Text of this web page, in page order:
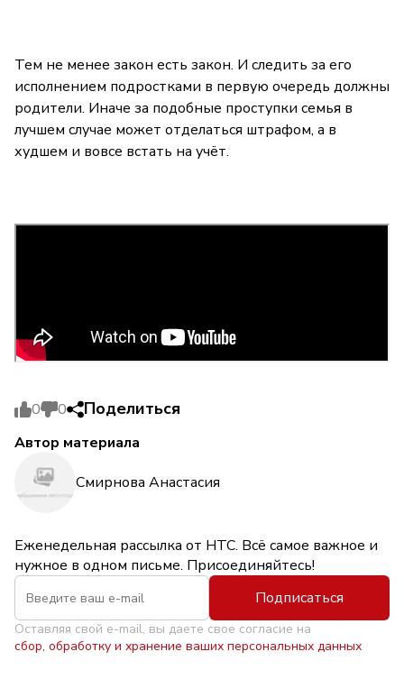
Тем не менее закон есть закон. И следить за его
исполнением подростками в первую очередь должны
родители. Иначе за подобные проступки семья в
лучшем случае может отделаться штрафом, а в
худшем и вовсе встать на учёт.
0 0 Поделиться
Автор материала
Смирнова Анастасия
Еженедельная рассылка от НТС. Всё самое важное и
нужное в одном письме. Присоединяйтесь!
Подписаться
Оставляя свой e-mail, вы даете свое согласие на
сбор, обработку и хранение ваших персональных данных